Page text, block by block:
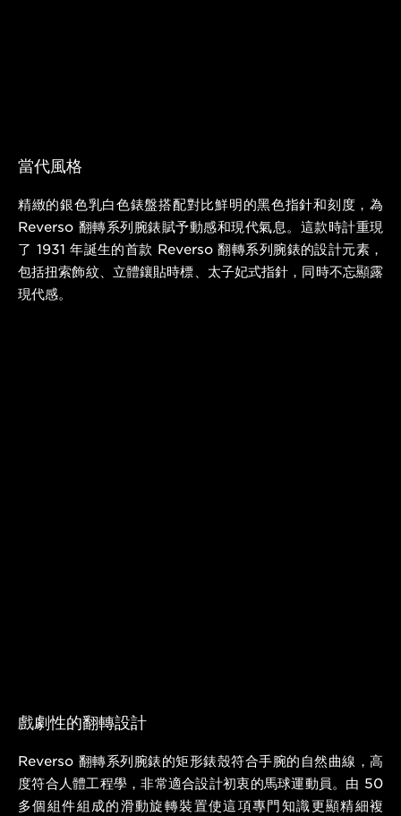
當代風格
精緻的銀色乳白色錶盤搭配對比鮮明的黑色指針和刻度，為
Reverso 翻轉系列腕錶賦予動感和現代氣息。這款時計重現
了 1931 年誕生的首款 Reverso 翻轉系列腕錶的設計元素，
包括扭索飾紋、立體鑲貼時標、太子妃式指針，同時不忘顯露
現代感。
戲劇性的翻轉設計
Reverso 翻轉系列腕錶的矩形錶殼符合手腕的自然曲線，高
度符合人體工程學，非常適合設計初衷的馬球運動員。由 50
多個組件組成的滑動旋轉裝置使這項專門知識更顯精細複